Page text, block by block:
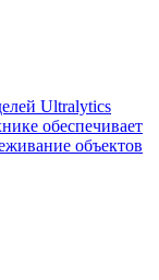
Ultralytics
обеспечивает
объектов